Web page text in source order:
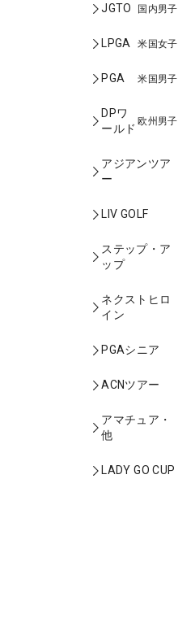
JGTO 国内男子
LPGA 米国女子
PGA 米国男子
DPワ
ールド
欧州男子
アジアンツア
ー
LIV GOLF
ステップ・ア
ップ
ネクストヒロ
イン
PGAシニア
ACNツアー
アマチュア・
他
LADY GO CUP